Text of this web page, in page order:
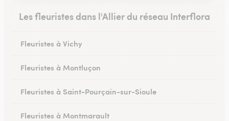
Les fleuristes dans l'Allier du réseau Interflora
Fleuristes à Vichy
Fleuristes à Montluçon
Fleuristes à Saint-Pourçain-sur-Sioule
Fleuristes à Montmarault